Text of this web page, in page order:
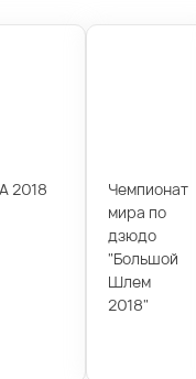
2018
Чемпионат
мира по
дзюдо
"Большой
Шлем
2018"